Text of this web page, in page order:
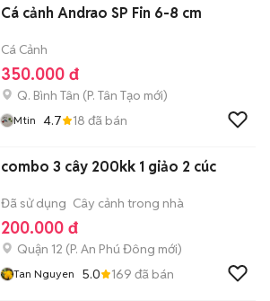
Cá cảnh Andrao SP Fin 6-8 cm
Cá Cảnh
350.000 đ
Q. Bình Tân (P. Tân Tạo mới)
Mtin 4.7 18 đã bán
combo 3 cây 200kk 1 giảo 2 cúc
Đã sử dụng Cây cảnh trong nhà
200.000 đ
Quận 12 (P. An Phú Đông mới)
Tan Nguyen 5.0 169 đã bán